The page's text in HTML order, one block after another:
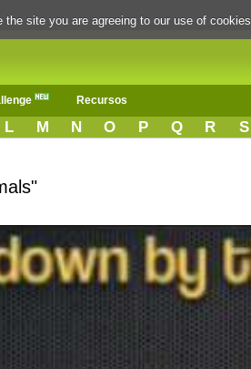
Recursos
L M N O P Q R S
site you are agreeing to our use of cookies